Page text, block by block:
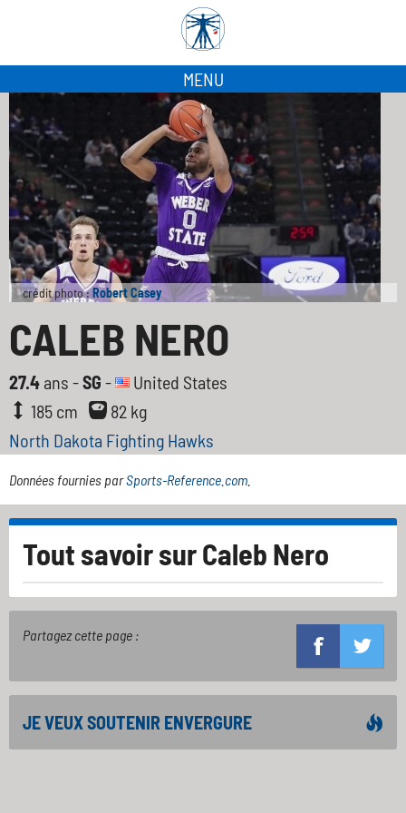
MENU
crédit photo :Robert Casey
CALEB NERO
27.4 ans -SG -
United States
185 cm
82 kg
North Dakota Fighting Hawks
Données fournies parSports-Reference.com
Tout savoir surCaleb Nero
Partagez cette page :
JE VEUX SOUTENIR ENVERGURE